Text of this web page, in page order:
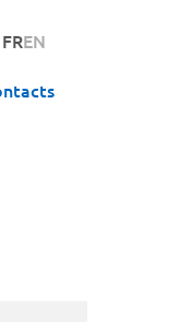
FREN